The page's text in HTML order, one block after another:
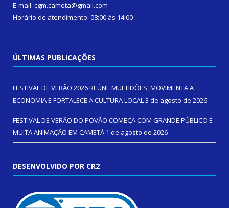
E-mail: cgm.cameta@gmail.com
Horário de atendimento: 08:00 às 14:00
ÚLTIMAS PUBLICAÇÕES
FESTIVAL DE VERÃO 2026 REÚNE MULTIDÕES, MOVIMENTA A
ECONOMIA E FORTALECE A CULTURA LOCAL3 de agosto de 2026
FESTIVAL DE VERÃO DO POVÃO COMEÇA COM GRANDE PÚBLICO E
MUITA ANIMAÇÃO EM CAMETÁ 1 de agosto de 2026
DESENVOLVIDO POR CR2